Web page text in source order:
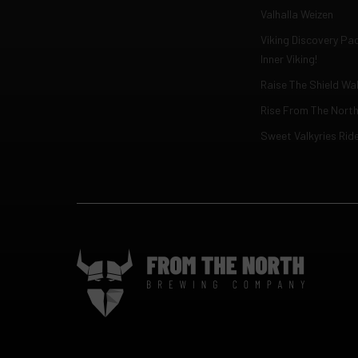
Valhalla Weizen
Viking Discovery
Inner Viking!
Raise The Shield
Rise From The North
Sweet Valkyries Ride